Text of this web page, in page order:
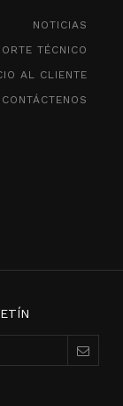
NOTICIAS
TÉCNICO
AL CLIENTE
CONTÁCTENOS